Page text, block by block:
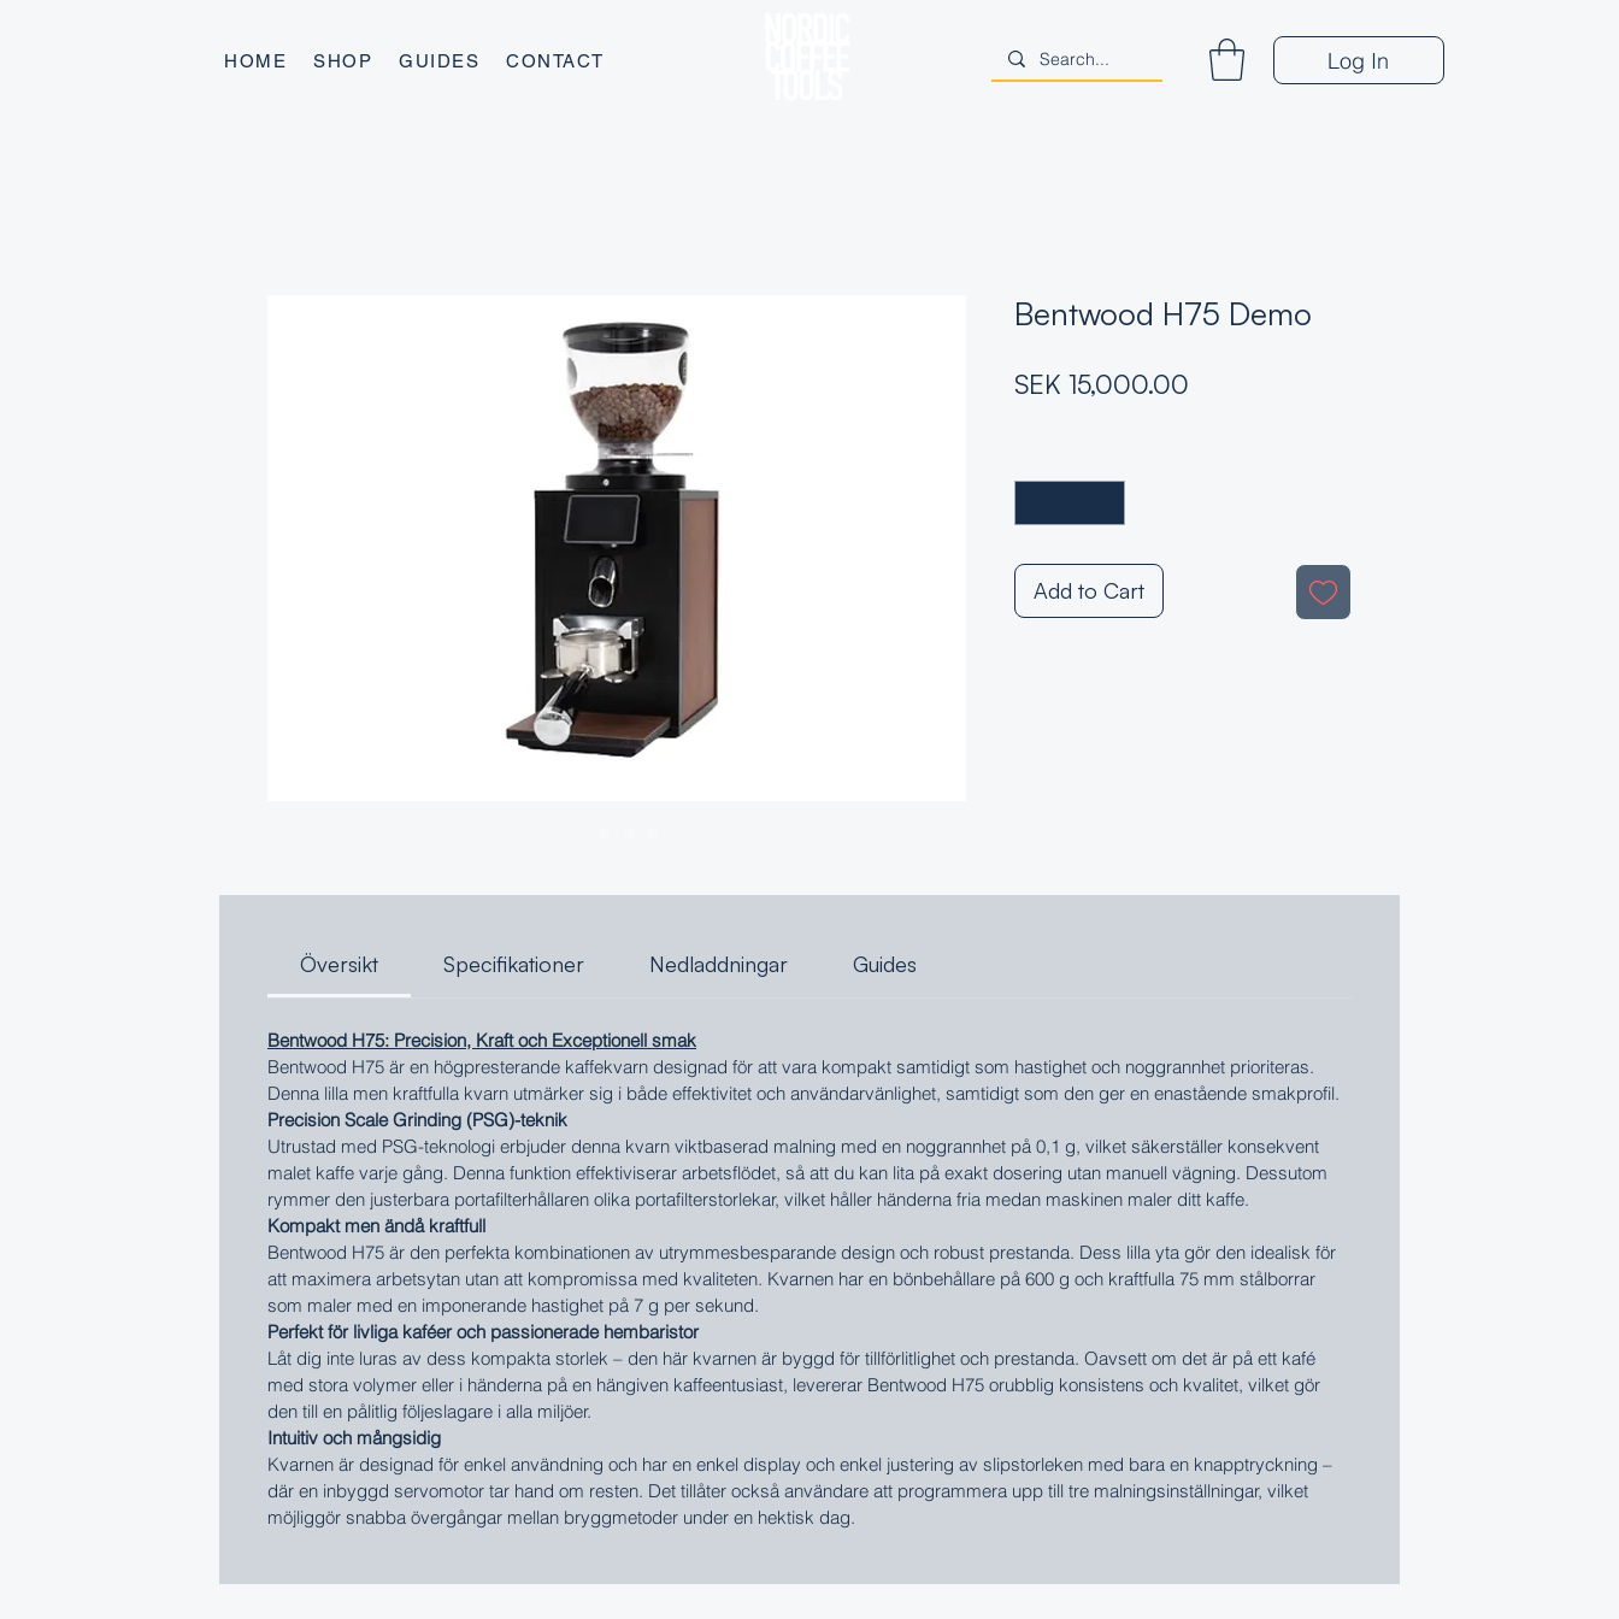
HOME SHOP GUIDES CONTACT Log In
Bentwood H75 Demo
SEK 15,000.00
Add to Cart
Översikt Specifikationer Nedladdningar Guides
Bentwood H75: Precision, Kraft och Exceptionell smak
Bentwood H75 är en högpresterande kaffekvarn designad för att vara kompakt samtidigt som hastighet och noggrannhet prioriteras.
Denna lilla men kraftfulla kvarn utmärker sig i både effektivitet och användarvänlighet, samtidigt som den ger en enastående smakprofil.
Precision Scale Grinding (PSG)-teknik
Utrustad med PSG-teknologi erbjuder denna kvarn viktbaserad malning med en noggrannhet på 0,1 g, vilket säkerställer konsekvent
malet kaffe varje gång. Denna funktion effektiviserar arbetsflödet, så att du kan lita på exakt dosering utan manuell vägning. Dessutom
rymmer den justerbara portafilterhållaren olika portafilterstorlekar, vilket håller händerna fria medan maskinen maler ditt kaffe.
Kompakt men ändå kraftfull
Bentwood H75 är den perfekta kombinationen av utrymmesbesparande design och robust prestanda. Dess lilla yta gör den idealisk för
att maximera arbetsytan utan att kompromissa med kvaliteten. Kvarnen har en bönbehållare på 600 g och kraftfulla 75 mm stålborrar
som maler med en imponerande hastighet på 7 g per sekund.
Perfekt för livliga kaféer och passionerade hembaristor
Låt dig inte luras av dess kompakta storlek – den här kvarnen är byggd för tillförlitlighet och prestanda. Oavsett om det är på ett kafé
med stora volymer eller i händerna på en hängiven kaffeentusiast, levererar Bentwood H75 orubblig konsistens och kvalitet, vilket gör
den till en pålitlig följeslagare i alla miljöer.
Intuitiv och mångsidig
Kvarnen är designad för enkel användning och har en enkel display och enkel justering av slipstorleken med bara en knapptryckning –
där en inbyggd servomotor tar hand om resten. Det tillåter också användare att programmera upp till tre malningsinställningar, vilket
möjliggör snabba övergångar mellan bryggmetoder under en hektisk dag.